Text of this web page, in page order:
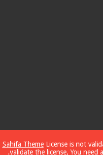
Sahifa ThemeLicense is not
validate the license, You need